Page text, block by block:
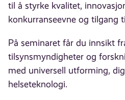
til å styrke kvalitet,
konkurranseevne og tilgang
På seminaret får du innsikt
tilsynsmyndigheter og
med universell utforming,
helseteknologi.